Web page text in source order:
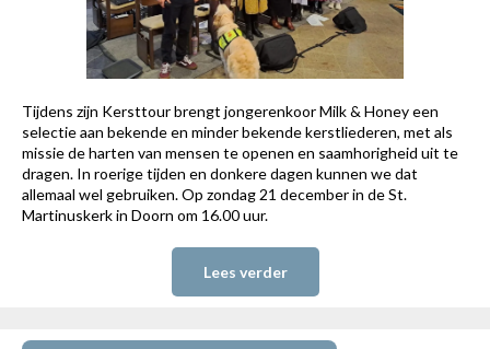
Tijdens zijn Kersttour brengt jongerenkoor Milk & Honey een
selectie aan bekende en minder bekende kerstliederen, met als
missie de harten van mensen te openen en saamhorigheid uit te
dragen. In roerige tijden en donkere dagen kunnen we dat
allemaal wel gebruiken. Op zondag 21 december in de St.
Martinuskerk in Doorn om 16.00 uur.
Lees verder